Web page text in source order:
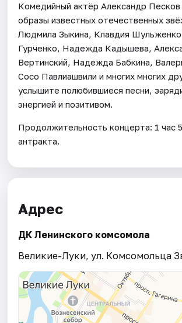
Комедийный актёр Александр Песков
образы известных отечественных
Людмила Зыкина, Клавдия
Гурченко, Надежда Кадышева,
Вертинский, Надежда Бабкина,
Сосо Павлиашвили и многих многих
услышите полюбившиеся песни,
энергией и позитивом.
Продолжительность концерта: 1 час
антракта.
Адрес
ДК Ленинского комсомола
Великие-Луки, ул. Комсомольца